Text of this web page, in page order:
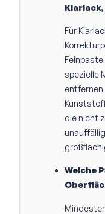
Für
spezielle
entfernen
die nicht
Welche